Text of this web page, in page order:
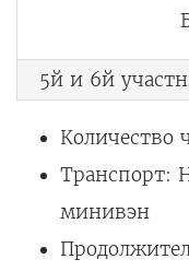
5й и 6й
Количество
Транспорт:
минивэн